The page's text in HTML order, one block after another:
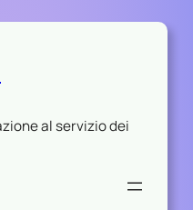
al servizio dei